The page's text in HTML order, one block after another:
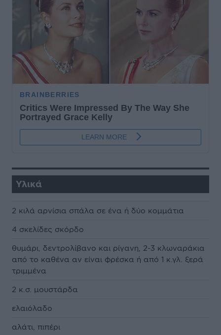
Υλικά
2 κιλά αρνίσια σπάλα σε ένα ή δύο κομμάτια
4 σκελίδες σκόρδο
θυμάρι, δεντρολίβανο και ρίγανη, 2-3 κλωναράκια
από το καθένα αν είναι φρέσκα ή από 1 κ.γλ. ξερά
τριμμένα
2 κ.σ. μουστάρδα
ελαιόλαδο
αλάτι, πιπέρι